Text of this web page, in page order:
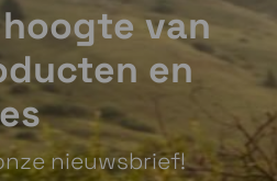
van
en
nieuwsbrief!